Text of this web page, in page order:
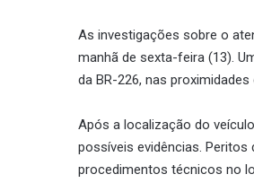
As investigações sobre o
manhã de sexta-feira (13).
da BR-226, nas
Após a localização do
possíveis evidências.
procedimentos técnicos no